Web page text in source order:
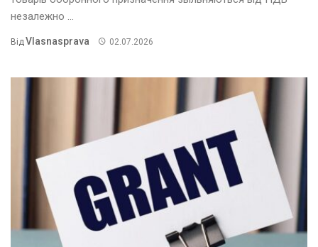
незалежно ...
Від Vlasnasprava 02.07.2026